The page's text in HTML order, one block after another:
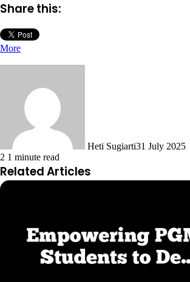
Share this:
More
Heti Sugiarti31 July 2025
2 1 minute read
Related Articles